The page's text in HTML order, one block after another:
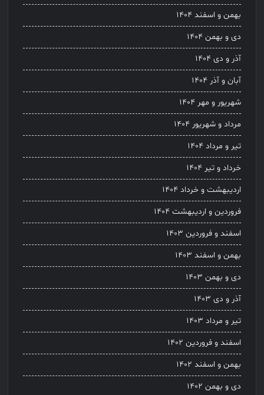
بهمن و اسفند ۱۴۰۴
دی و بهمن ۱۴۰۴
آذر و دی ۱۴۰۴
آبان و آذر ۱۴۰۴
شهریور و مهر ۱۴۰۴
مرداد و شهریور ۱۴۰۴
تیر و مرداد ۱۴۰۴
خرداد و تیر ۱۴۰۴
اردیبهشت و خرداد ۱۴۰۴
فروردین و اردیبهشت ۱۴۰۴
اسفند و فروردین ۱۴۰۳
بهمن و اسفند ۱۴۰۳
دی و بهمن ۱۴۰۳
آذر و دی ۱۴۰۳
تیر و مرداد ۱۴۰۳
اسفند و فروردین ۱۴۰۲
بهمن و اسفند ۱۴۰۲
دی و بهمن ۱۴۰۲